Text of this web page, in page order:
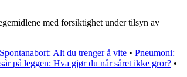
med forsiktighet under tilsyn av
Spontanabort: Alt du trenger å vite • Pneumoni:
på leggen: Hva gjør du når såret ikke gror? •